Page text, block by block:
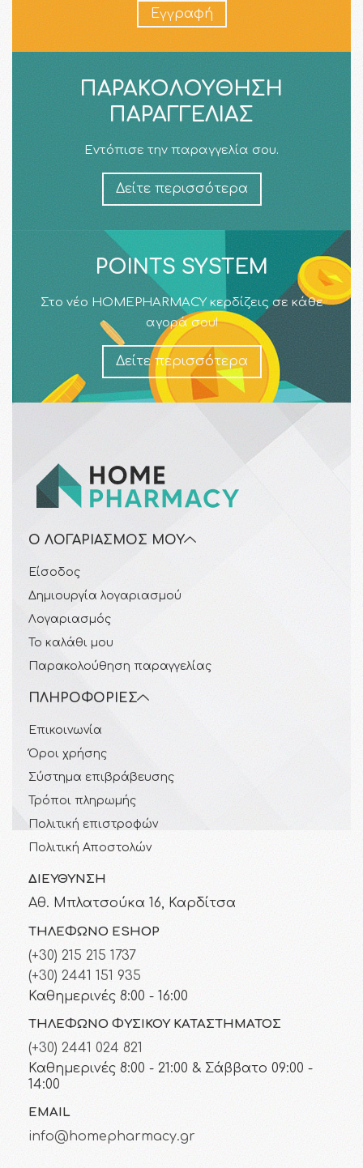
Εγγραφή
ΠΑΡΑΚΟΛΟΎΘΗΣΗ
ΠΑΡΑΓΓΕΛΊΑΣ
Εντόπισε την παραγγελία σου.
Δείτε περισσότερα
POINTS SYSTEM
Στο νέο HOMEPHARMACY κερδίζεις σε κάθε
αγορά σου!
Δείτε περισσότερα
Ο ΛΟΓΑΡΙΑΣΜΌΣ ΜΟΥ
Είσοδος
Δημιουργία λογαριασμού
Λογαριασμός
Το καλάθι μου
Παρακολούθηση παραγγελίας
ΠΛΗΡΟΦΟΡΊΕΣ
Επικοινωνία
Όροι χρήσης
Σύστημα επιβράβευσης
Τρόποι πληρωμής
Πολιτική επιστροφών
Πολιτική Αποστολών
ΔΙΕΎΘΥΝΣΗ
Αθ. Μπλατσούκα 16, Καρδίτσα
ΤΗΛΈΦΩΝΟ ESHOP
(+30) 215 215 1737
(+30) 2441 151 935
Καθημερινές 8:00 - 16:00
ΤΗΛΈΦΩΝΟ ΦΥΣΙΚΟΎ ΚΑΤΑΣΤΉΜΑΤΟΣ
(+30) 2441 024 821
Καθημερινές 8:00 - 21:00 & Σάββατο 09:00 -
14:00
EMAIL
info@homepharmacy.gr